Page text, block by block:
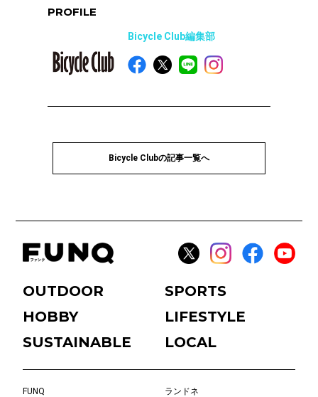
PROFILE
Bicycle Club編集部
Bicycle Clubの記事一覧へ
OUTDOOR
SPORTS
HOBBY
LIFESTYLE
SUSTAINABLE
LOCAL
FUNQ
ランドネ